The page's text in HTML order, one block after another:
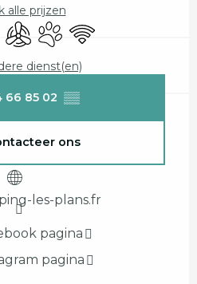
alle prijzen
Met aircoDieren toegelaten
Wifi
dienst(en)
66 85 02 ▒▒
ons
les-plans.fr
pagina
pagina